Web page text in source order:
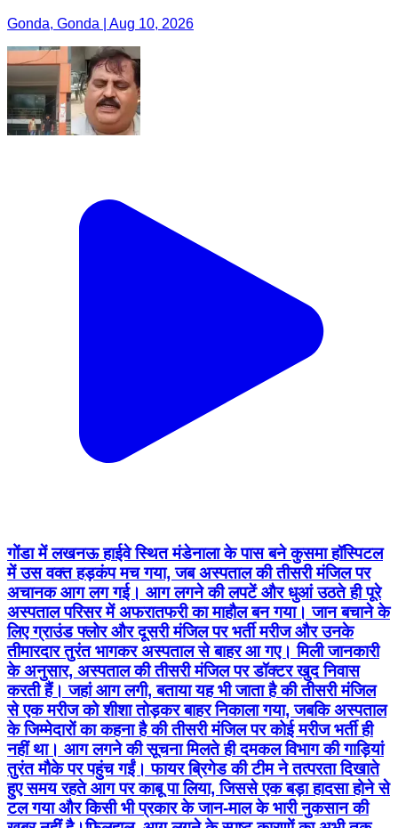
Gonda, Gonda | Aug 10, 2026
गोंडा में लखनऊ हाईवे स्थित मंडेनाला के पास बने कुसमा हॉस्पिटल
में उस वक्त हड़कंप मच गया, जब अस्पताल की तीसरी मंजिल पर
अचानक आग लग गई। आग लगने की लपटें और धुआं उठते ही पूरे
अस्पताल परिसर में अफरातफरी का माहौल बन गया। जान बचाने के
लिए ग्राउंड फ्लोर और दूसरी मंजिल पर भर्ती मरीज और उनके
तीमारदार तुरंत भागकर अस्पताल से बाहर आ गए। ​मिली जानकारी
के अनुसार, अस्पताल की तीसरी मंजिल पर डॉक्टर खुद निवास
करती हैं। जहां आग लगी, बताया यह भी जाता है की तीसरी मंजिल
से एक मरीज को शीशा तोड़कर बाहर निकाला गया, जबकि अस्पताल
के जिम्मेदारों का कहना है की तीसरी मंजिल पर कोई मरीज भर्ती ही
नहीं था। आग लगने की सूचना मिलते ही दमकल विभाग की गाड़ियां
तुरंत मौके पर पहुंच गईं। फायर ब्रिगेड की टीम ने तत्परता दिखाते
हुए समय रहते आग पर काबू पा लिया, जिससे एक बड़ा हादसा होने से
टल गया और किसी भी प्रकार के जान-माल के भारी नुकसान की